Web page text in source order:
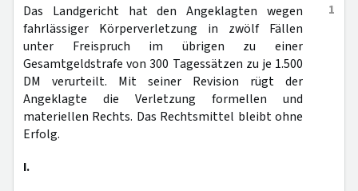
1
Das Landgericht hat den Angeklagten wegen
fahrlässiger Körperverletzung in zwölf Fällen
unter Freispruch im übrigen zu einer
Gesamtgeldstrafe von 300 Tagessätzen zu je 1.500
DM verurteilt. Mit seiner Revision rügt der
Angeklagte die Verletzung formellen und
materiellen Rechts. Das Rechtsmittel bleibt ohne
Erfolg.
I.